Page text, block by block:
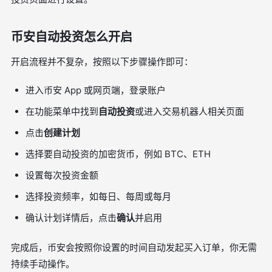
币安自动投资怎么开启
开启流程并不复杂，按照以下步骤操作即可：
进入币安 App 或网页端，登录账户
在功能菜单中找到自动投资或进入交易机器人相关页面
点击创建计划
选择要自动投资的加密货币，例如 BTC、ETH
设置每次投资金额
选择投资频率，如每日、每周或每月
确认计划详情后，点击确认并启用
完成后，币安会按照你设置的时间自动发起买入订单，你无需
持续手动操作。